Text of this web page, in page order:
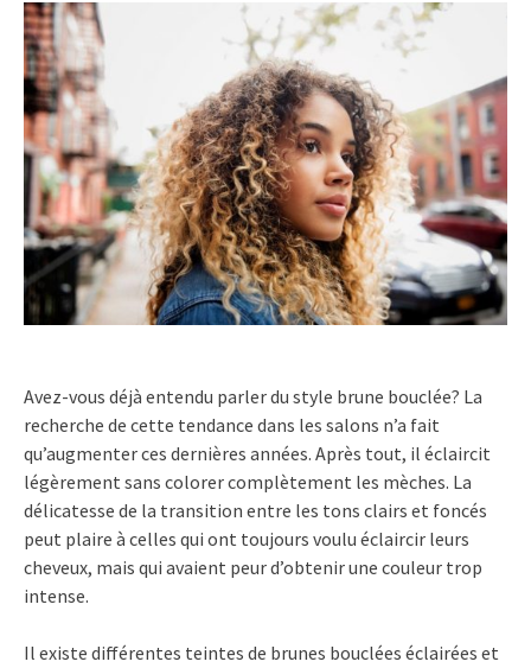
Avez-vous déjà entendu parler du style brune bouclée? La
recherche de cette tendance dans les salons n’a fait
qu’augmenter ces dernières années. Après tout, il éclaircit
légèrement sans colorer complètement les mèches. La
délicatesse de la transition entre les tons clairs et foncés
peut plaire à celles qui ont toujours voulu éclaircir leurs
cheveux, mais qui avaient peur d’obtenir une couleur trop
intense.
Il existe différentes teintes de brunes bouclées éclairées et